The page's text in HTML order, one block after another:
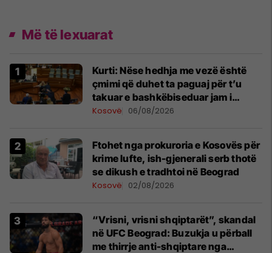
Më të lexuarat
Kurti: Nëse hedhja me vezë është
çmimi që duhet ta paguaj për t’u
takuar e bashkëbiseduar jam i
lumtur ta bëj këtë
Kosovë 06/08/2026
Ftohet nga prokuroria e Kosovës për
krime lufte, ish-gjenerali serb thotë
se dikush e tradhtoi në Beograd
Kosovë 02/08/2026
“Vrisni, vrisni shqiptarët”, skandal
në UFC Beograd: Buzukja u përball
me thirrje anti-shqiptare nga